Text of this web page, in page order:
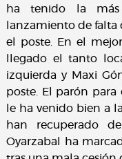
ha tenido la
lanzamiento de
el poste. En el
llegado el tanto
izquierda y Maxi
poste. El parón para
le ha venido bien a
han recuperado
Oyarzabal ha